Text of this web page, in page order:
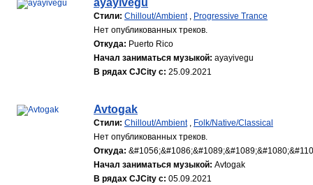
ayayivegu
Стили: Chillout/Ambient, Progressive Trance
Нет опубликованных треков.
Откуда: Puerto Rico
Начал заниматься музыкой: ayayivegu
В рядах CJCity с: 25.09.2021
Avtogak
Стили: Chillout/Ambient, Folk/Native/Classical
Нет опубликованных треков.
Откуда:
Начал заниматься музыкой: Avtogak
В рядах CJCity с: 05.09.2021